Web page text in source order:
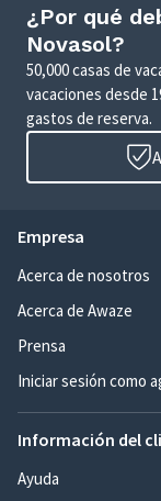
¿Por qué
Novasol?
50,000 casas de
vacaciones desde
gastos de reserva.
Empresa
Acerca de nosotros
Acerca de Awaze
Prensa
Iniciar sesión como
Información del
Ayuda